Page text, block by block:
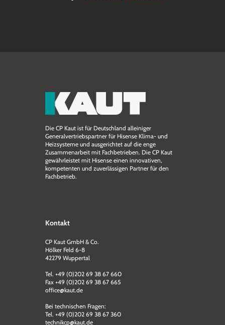
Die CP Kaut ist für Deutschland alleiniger
Generalvertriebspartner für Hisense Klima- und
Heizsysteme und ausgerichtet auf die enge
Zusammen­arbeit mit Fachbetrieben. Die CP Kaut
gewährleistet mit Hisense einen innovativen,
kompetenten und zuverlässigen Partner für den
Fachbetrieb.
Kontakt
CP Kaut GmbH & Co.
Hölker Feld 6-8
42279 Wuppertal
Tel. +49 (0)202 69 38 67 660
Fax +49 (0)202 69 38 67 665
office@kaut.de
Bei technischen Fragen:
Tel. +49 (0)202 69 38 67 360
technikcp@kaut.de